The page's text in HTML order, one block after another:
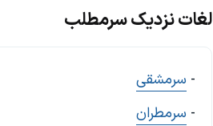
لغات نزدیک سرمطلب
- سرمشقی
- سرمطران